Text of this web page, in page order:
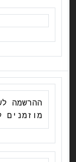
ההרשמה
מוזמנים